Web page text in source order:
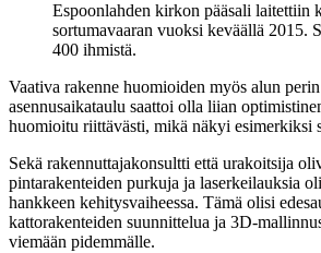
Espoonlahden kirkon pääsali laitettiin
sortumavaaran vuoksi keväällä 2015.
400 ihmistä.
Vaativa rakenne huomioiden myös alun
asennusaikataulu saattoi olla liian
huomioitu riittävästi, mikä näkyi esimerkiksi
Sekä rakennuttajakonsultti että urakoitsija
pintarakenteiden purkuja ja laserkeilauksia
hankkeen kehitysvaiheessa. Tämä olisi
kattorakenteiden suunnittelua ja 3D-
viemään pidemmälle.